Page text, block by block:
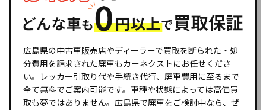
広島県の中古車販売店やディーラーで買取を断られた・処
分費用を請求された廃車もカーネクストにお任せくださ
い。レッカー引取り代や手続き代行、廃車費用に至るまで
全て無料でご案内可能です。車種や状態によっては高価買
取も夢ではありません。広島県で廃車をご検討中なら、ぜ